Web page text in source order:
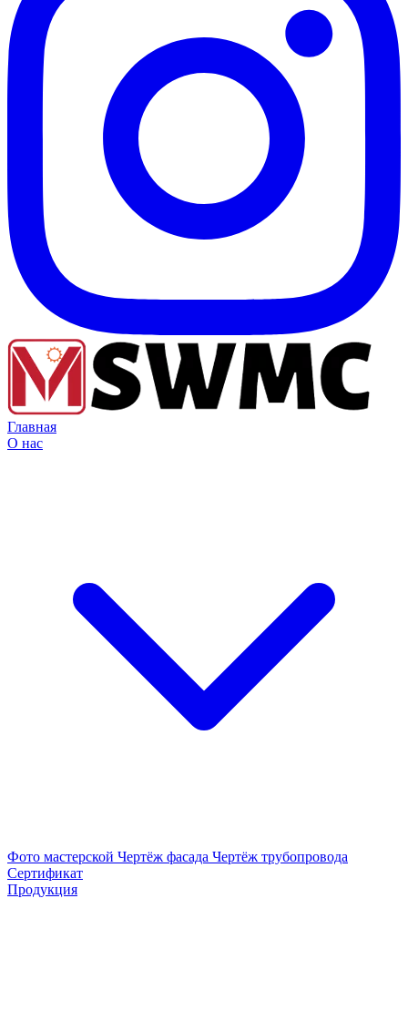
Главная
О нас
Фото мастерской Чертёж фасада Чертёж трубопровода
Сертификат
Продукция